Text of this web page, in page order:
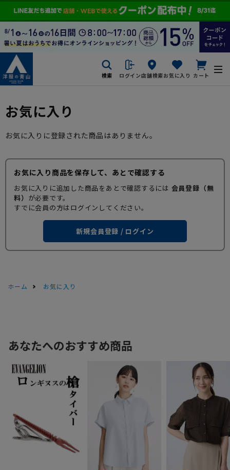
検索 ログイン店舗検索お気に入り カート
お気に入り
お気に入りに登録された商品はありません。
お気に入り商品を保存して、あとで確認する
お気に入りに追加した商品をあとで確認するには 会員登録（無
料） が必要です。
すでに会員の方はログインしてください。
新規会員登録 / ログイン
ホーム お気に入り